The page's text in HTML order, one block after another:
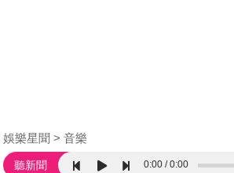
娛樂星聞 音樂
聽新聞 0:00 0:00